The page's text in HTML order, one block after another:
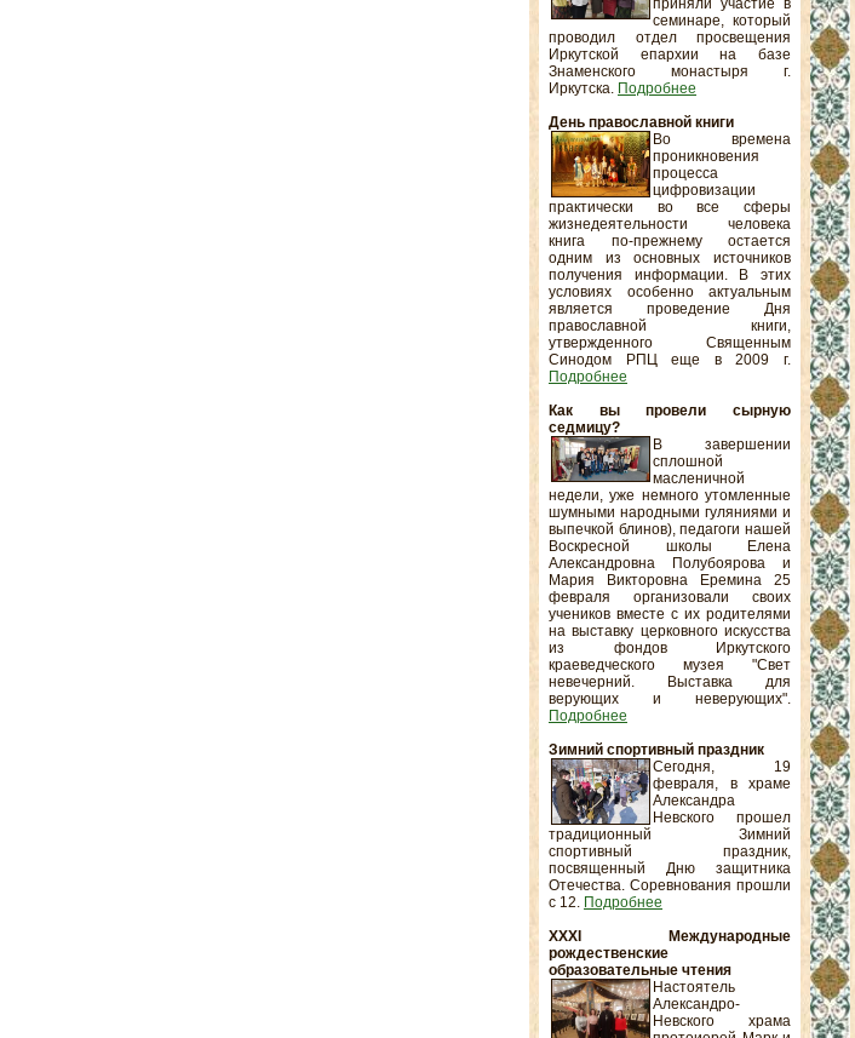
приняли участие в
семинаре, который
проводил отдел просвещения
Иркутской епархии на базе
Знаменского монастыря г.
Иркутска. Подробнее
День православной книги
Во времена
проникновения
процесса
цифровизации
практически во все сферы
жизнедеятельности человека
книга по-прежнему остается
одним из основных источников
получения информации. В этих
условиях особенно актуальным
является проведение Дня
православной книги,
утвержденного Священным
Синодом РПЦ еще в 2009 г.
Подробнее
Как вы провели сырную
седмицу?
В завершении
сплошной
масленичной
недели, уже немного утомленные
шумными народными гуляниями и
выпечкой блинов), педагоги нашей
Воскресной школы Елена
Александровна Полубоярова и
Мария Викторовна Еремина 25
февраля организовали своих
учеников вместе с их родителями
на выставку церковного искусства
из фондов Иркутского
краеведческого музея "Свет
невечерний. Выставка для
верующих и неверующих".
Подробнее
Зимний спортивный праздник
Сегодня, 19
февраля, в храме
Александра
Невского прошел
традиционный Зимний
спортивный праздник,
посвященный Дню защитника
Отечества. Соревнования прошли
с 12. Подробнее
XXXI Международные
рождественские
образовательные чтения
Настоятель
Александро-
Невского храма